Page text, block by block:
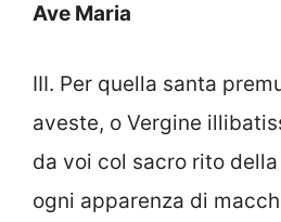
Ave Maria
III. Per quella santa
aveste, o Vergine
da voi col sacro rito
ogni apparenza di